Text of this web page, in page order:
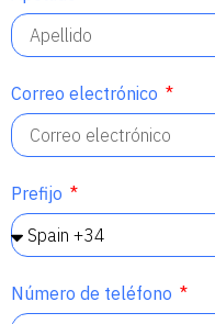
Correo electrónico
Prefijo
Número de teléfono